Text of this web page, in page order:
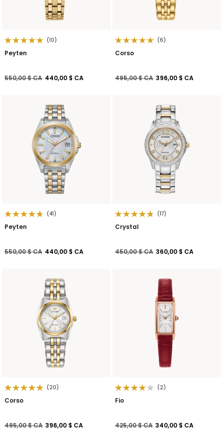
(10)
Peyten
Prix réduit de
550,00 $ CAà440,00 $ CA
(6)
Corso
Prix réduit de
495,00 $ CAà396,00 $ CA
(41)
Peyten
Prix réduit de
550,00 $ CAà440,00 $ CA
(17)
Crystal
Prix réduit de
450,00 $ CAà360,00 $ CA
(20)
Corso
Prix réduit de
495,00 $ CAà396,00 $ CA
(2)
Fio
Prix réduit de
425,00 $ CAà340,00 $ CA